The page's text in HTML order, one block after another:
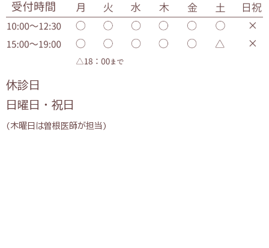
休診日
日曜日・祝日
(木曜日は曽根医師が担当)